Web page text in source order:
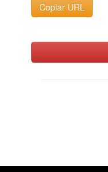
Copiar URL